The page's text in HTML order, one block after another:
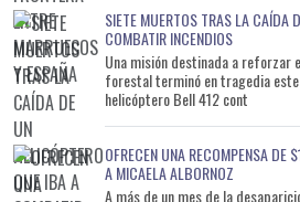
SIETE MUERTOS TRAS LA CAÍDA
COMBATIR INCENDIOS
Una misión destinada a reforzar
forestal terminó en tragedia
helicóptero Bell 412 cont
OFRECEN UNA RECOMPENSA DE
A MICAELA ALBORNOZ
A más de un mes de la